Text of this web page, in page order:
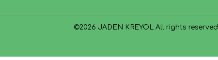
©2026 JADEN KREYOL All rights reserved